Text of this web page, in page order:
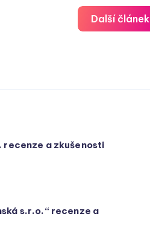
Další článek
recenze a zkušenosti
s.r.o.“ recenze a